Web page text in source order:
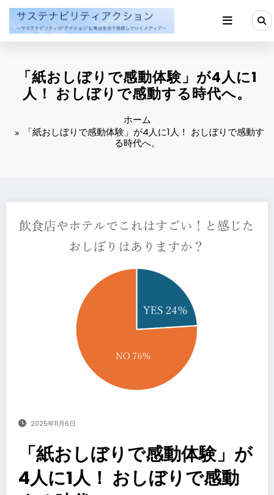
ン
「紙おしぼりで感動体験」が4人に1
人！ おしぼりで感動する時代へ。
ホーム
「紙おしぼりで感動体験」が4人に1人！ おしぼりで感動す
る時代へ。
2025年11月6日
「紙おしぼりで感動体験」が
4人に1人！ おしぼりで感動